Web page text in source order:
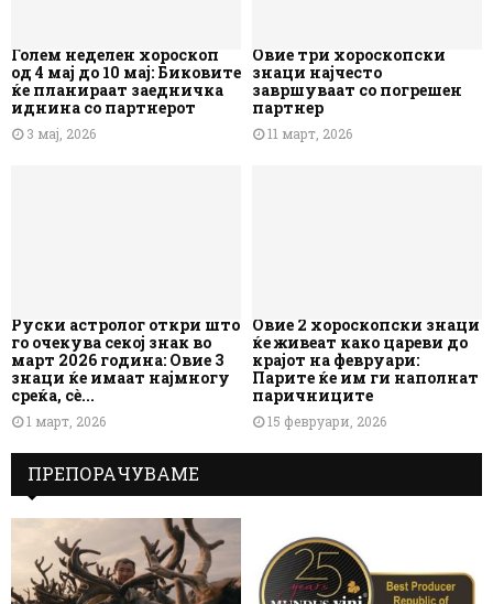
Голем неделен хороскоп
од 4 мај до 10 мај: Биковите
ќе планираат заедничка
иднина со партнерот
3 мај, 2026
Овие три хороскопски
знаци најчесто
завршуваат со погрешен
партнер
11 март, 2026
Руски астролог откри што
го очекува секој знак во
март 2026 година: Овие 3
знаци ќе имаат најмногу
среќа, сè...
1 март, 2026
Овие 2 хороскопски знаци
ќе живеат како цареви до
крајот на февруари:
Парите ќе им ги наполнат
паричниците
15 февруари, 2026
ПРЕПОРАЧУВАМЕ